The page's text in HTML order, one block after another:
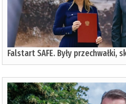
Falstart SAFE. Były przechwałki,